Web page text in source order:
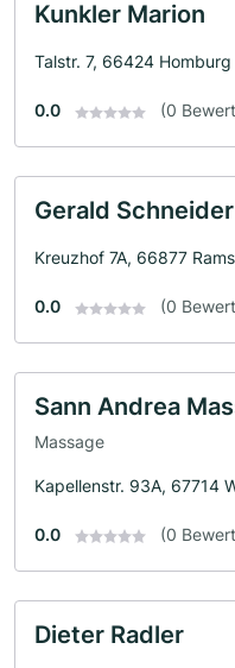
Kunkler Marion
Talstr. 7, 66424 Homburg
0.0 (0
Gerald Schneider
Kreuzhof 7A, 66877
0.0 (0
Sann Andrea
Massage
Kapellenstr. 93A, 67714
0.0 (0
Dieter Radler